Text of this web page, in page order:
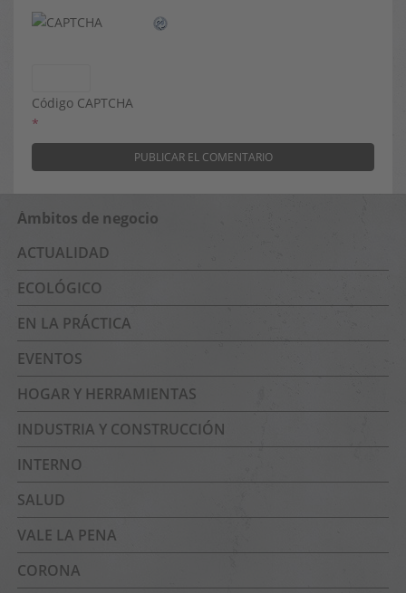
Código CAPTCHA
*
Ámbitos de negocio
ACTUALIDAD
ECOLÓGICO
EN LA PRÁCTICA
EVENTOS
HOGAR Y HERRAMIENTAS
INDUSTRIA Y CONSTRUCCIÓN
INTERNO
SALUD
VALE LA PENA
CORONA